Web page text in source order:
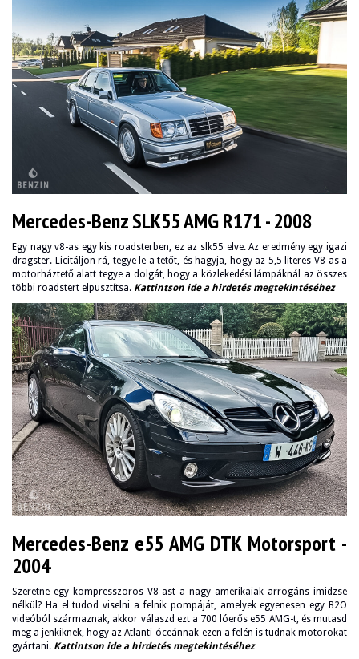
Mercedes-Benz SLK55 AMG R171 - 2008
Egy nagy v8-as egy kis roadsterben, ez az slk55 elve. Az eredmény egy igazi
dragster. Licitáljon rá, tegye le a tetőt, és hagyja, hogy az 5,5 literes V8-as a
motorháztető alatt tegye a dolgát, hogy a közlekedési lámpáknál az összes
többi roadstert elpusztítsa. Kattintson ide a hirdetés megtekintéséhez
Mercedes-Benz e55 AMG DTK Motorsport -
2004
Szeretne egy kompresszoros V8-ast a nagy amerikaiak arrogáns imidzse
nélkül? Ha el tudod viselni a felnik pompáját, amelyek egyenesen egy B2O
videóból származnak, akkor válaszd ezt a 700 lóerős e55 AMG-t, és mutasd
meg a jenkiknek, hogy az Atlanti-óceánnak ezen a felén is tudnak motorokat
gyártani. Kattintson ide a hirdetés megtekintéséhez